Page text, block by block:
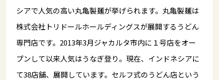
シアで人気の高い丸亀製麺が挙げられます。丸亀製麺は
株式会社トリドールホールディングスが展開するうどん
専門店です。2013年3月ジャカルタ市内に１号店をオー
プンして以来人気はうなぎ登り。現在、インドネシアに
て38店舗、展開しています。セルフ式のうどん店という